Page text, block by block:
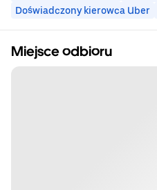
Doświadczony kierowca Uber
Miejsce odbioru